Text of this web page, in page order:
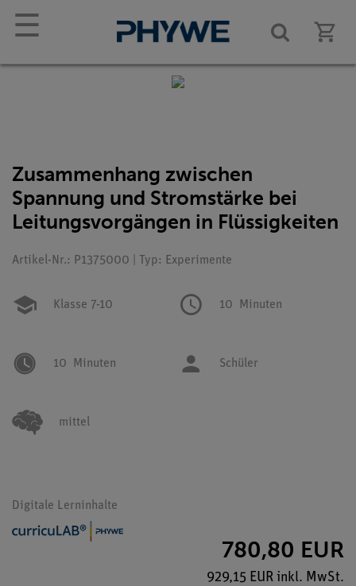
☰
Zusammenhang zwischen
Spannung und Stromstärke bei
Leitungsvorgängen in Flüssigkeiten
Artikel-Nr.: P1375000 | Typ: Experimente
Klasse 7-10 10 Minuten
10 Minuten Schüler
mittel
Digitale Lerninhalte
780,80 EUR
929,15 EUR inkl. MwSt.